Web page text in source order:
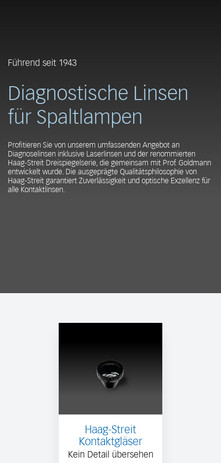
Führend seit 1943
Diagnostische Linsen
für Spaltlampen
Profitieren Sie von unserem umfassenden Angebot an
Diagnoselinsen inklusive Laserlinsen und der renommierten
Haag-Streit Dreispiegelserie, die gemeinsam mit Prof. Goldmann
entwickelt wurde. Die ausgeprägte Qualitätsphilosophie von
Haag-Streit garantiert Zuverlässigkeit und optische Exzellenz für
alle Kontaktlinsen.
Haag-Streit
Kontaktgläser
Kein Detail übersehen